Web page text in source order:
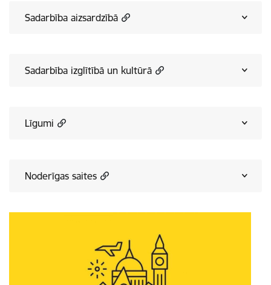
Sadarbība aizsardzībā
Sadarbība izglītībā un kultūrā
Līgumi
Noderīgas saites